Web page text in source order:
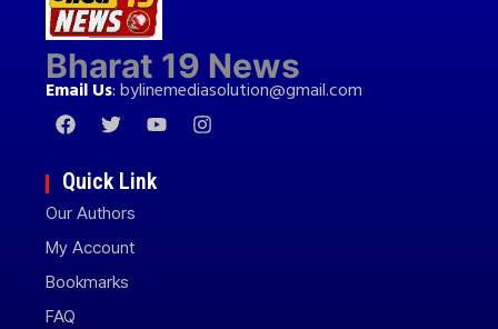
Bharat 19 News
Email Us:bylinemediasolution@gmail.com
Quick Link
Our Authors
My Account
Bookmarks
FAQ